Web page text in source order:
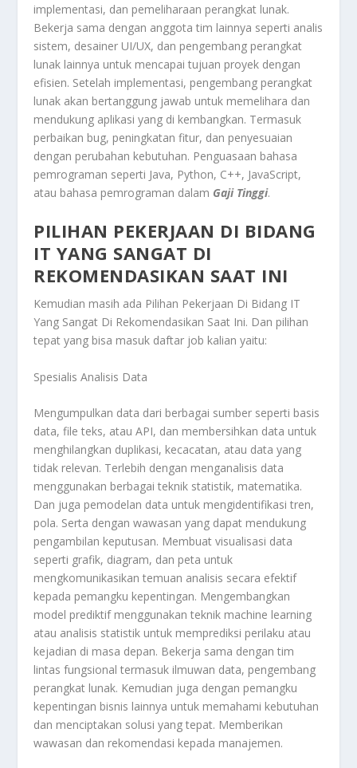
implementasi, dan pemeliharaan perangkat lunak.
Bekerja sama dengan anggota tim lainnya seperti analis
sistem, desainer UI/UX, dan pengembang perangkat
lunak lainnya untuk mencapai tujuan proyek dengan
efisien. Setelah implementasi, pengembang perangkat
lunak akan bertanggung jawab untuk memelihara dan
mendukung aplikasi yang di kembangkan. Termasuk
perbaikan bug, peningkatan fitur, dan penyesuaian
dengan perubahan kebutuhan. Penguasaan bahasa
pemrograman seperti Java, Python, C++, JavaScript,
atau bahasa pemrograman dalam Gaji Tinggi.
PILIHAN PEKERJAAN DI BIDANG
IT YANG SANGAT DI
REKOMENDASIKAN SAAT INI
Kemudian masih ada Pilihan Pekerjaan Di Bidang IT
Yang Sangat Di Rekomendasikan Saat Ini. Dan pilihan
tepat yang bisa masuk daftar job kalian yaitu:
Spesialis Analisis Data
Mengumpulkan data dari berbagai sumber seperti basis
data, file teks, atau API, dan membersihkan data untuk
menghilangkan duplikasi, kecacatan, atau data yang
tidak relevan. Terlebih dengan menganalisis data
menggunakan berbagai teknik statistik, matematika.
Dan juga pemodelan data untuk mengidentifikasi tren,
pola. Serta dengan wawasan yang dapat mendukung
pengambilan keputusan. Membuat visualisasi data
seperti grafik, diagram, dan peta untuk
mengkomunikasikan temuan analisis secara efektif
kepada pemangku kepentingan. Mengembangkan
model prediktif menggunakan teknik machine learning
atau analisis statistik untuk memprediksi perilaku atau
kejadian di masa depan. Bekerja sama dengan tim
lintas fungsional termasuk ilmuwan data, pengembang
perangkat lunak. Kemudian juga dengan pemangku
kepentingan bisnis lainnya untuk memahami kebutuhan
dan menciptakan solusi yang tepat. Memberikan
wawasan dan rekomendasi kepada manajemen.